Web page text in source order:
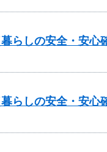
らしの安全・安
らしの安全・安